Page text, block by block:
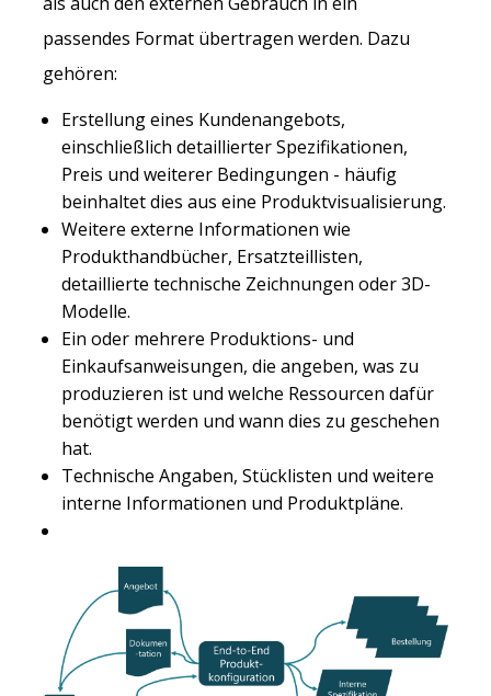
passendes Format übertragen werden. Dazu
gehören:
Erstellung eines Kundenangebots,
einschließlich detaillierter Spezifikationen,
Preis und weiterer Bedingungen - häufig
beinhaltet dies aus eine Produktvisualisierung.
Weitere externe Informationen wie
Produkthandbücher, Ersatzteillisten,
detaillierte technische Zeichnungen oder 3D-
Modelle.
Ein oder mehrere Produktions- und
Einkaufsanweisungen, die angeben, was zu
produzieren ist und welche Ressourcen dafür
benötigt werden und wann dies zu geschehen
hat.
Technische Angaben, Stücklisten und weitere
interne Informationen und Produktpläne.